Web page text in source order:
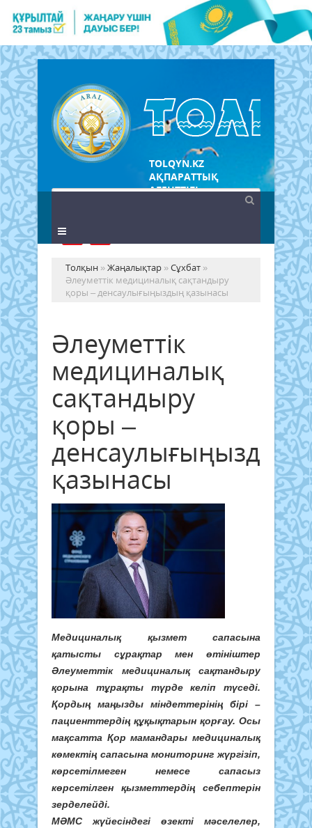
TOLQYN.KZ
АҚПАРАТТЫҚ
АГЕНТТІГІ
Толқын »Жаңалықтар »Сұхбат »
Әлеуметтік медициналық сақтандыру
қоры – денсаулығыңыздың қазынасы
Әлеуметтік
медициналық
сақтандыру
қоры –
денсаулығыңыздың
қазынасы
Медициналық қызмет сапасына
қатысты сұрақтар мен өтініштер
Әлеуметтік медициналық сақтандыру
қорына тұрақты түрде келіп түседі.
Қордың маңызды міндеттерінің бірі –
пациенттердің құқықтарын қорғау. Осы
мақсатта Қор мамандары медициналық
көмектің сапасына мониторинг жүргізіп,
көрсетілмеген немесе сапасыз
көрсетілген қызметтердің себептерін
зерделейді.
МӘМС жүйесіндегі өзекті мәселелер,